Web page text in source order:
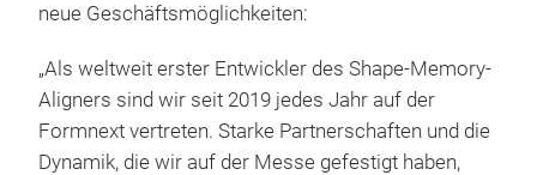
neue Geschäftsmöglichkeiten:
„Als weltweit erster Entwickler des Shape-Memory-
Aligners sind wir seit 2019 jedes Jahr auf der
Formnext vertreten. Starke Partnerschaften und die
Dynamik, die wir auf der Messe gefestigt haben,